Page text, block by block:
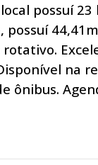
possuí
possuí
na
ônibus.